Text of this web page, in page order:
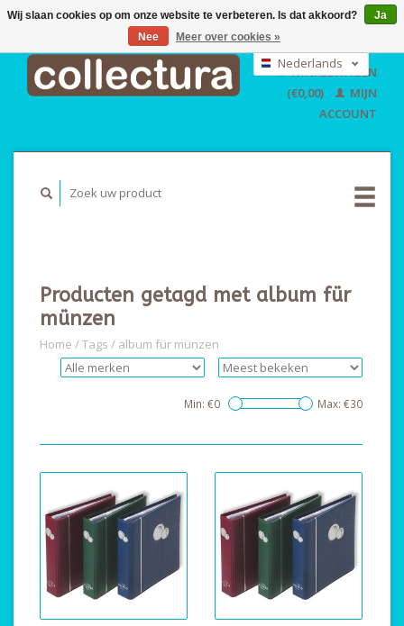
EUR
GBP
USD
Nederlands
English
WINKELWAGEN
(€0,00)
MIJN
ACCOUNT
Producten getagd met album für
münzen
Home /Tags / album für münzen
Min: €0 Max: €30
Wij slaan cookies op om onze website te verbeteren. Is dat akkoord?
Ja
Nee
Meer over cookies »